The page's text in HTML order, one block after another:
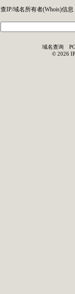
查IP/域名所有者(Whois)信息
域名查询
© 2026